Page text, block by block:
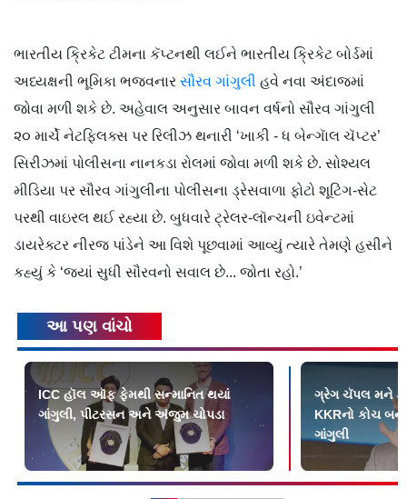
ભારતીય ક્રિકેટ ટીમના કૅપ્ટનથી લઈને ભારતીય ક્રિકેટ બોર્ડમાં
અધ્યક્ષની ભૂમિકા ભજવનાર સૌરવ ગાંગુલી હવે નવા અંદાજમાં
જોવા મળી શકે છે. અહેવાલ અનુસાર બાવન વર્ષનો સૌરવ ગાંગુલી
૨૦ માર્ચે નેટફ્લિક્સ પર રિલીઝ થનારી ‘ખાકી - ધ બેન્ગાૅલ ચૅપ્ટર’
સિરીઝમાં પોલીસના નાનકડા રોલમાં જોવા મળી શકે છે. સોશ્યલ
મીડિયા પર સૌરવ ગાંગુલીના પોલીસના ડ્રેસવાળા ફોટો શૂટિંગ-સેટ
પરથી વાઇરલ થઈ રહ્યા છે. બુધવારે ટ્રેલર-લૉન્ચની ઇવેન્ટમાં
ડાયરેક્ટર નીરજ પાંડેને આ વિશે પૂછવામાં આવ્યું ત્યારે તેમણે હસીને
કહ્યું કે ‘જ્યાં સુધી સૌરવનો સવાલ છે... જોતા રહો.’
આ પણ વાંચો
ICC હૉલ ઑફ ફેમથી સન્માનિત થયાં
ગાંગુલી, પીટરસન અને અંજુમ ચોપડા
ગ્રેગ ચૅપલ મને
KKRનો કોચ
ગાંગુલી